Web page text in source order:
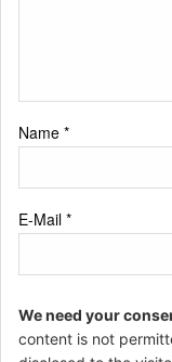
Name *
E-Mail *
We need your
content is not